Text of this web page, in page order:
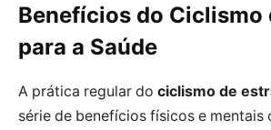
Benefícios do Ciclismo
para a Saúde
A prática regular do ciclismo de
série de benefícios físicos e mentais